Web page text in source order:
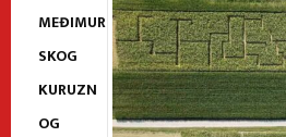
MEĐIMUR
SKOG
KURUZN
OG